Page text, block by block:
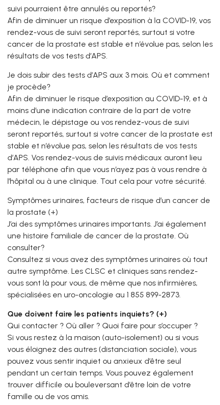
suivi pourraient être annulés ou reportés?
Afin de diminuer un risque d’exposition à la COVID-19, vos
rendez-vous de suivi seront reportés, surtout si votre
cancer de la prostate est stable et n’évolue pas, selon les
résultats de vos tests d’APS.
Je dois subir des tests d’APS aux 3 mois. Où et comment
je procède?
Afin de diminuer le risque d’exposition au COVID-19, et à
moins d’une indication contraire de la part de votre
médecin, le dépistage ou vos rendez-vous de suivi
seront reportés, surtout si votre cancer de la prostate est
stable et n’évolue pas, selon les résultats de vos tests
d’APS. Vos rendez-vous de suivis médicaux auront lieu
par téléphone afin que vous n’ayez pas à vous rendre à
l’hôpital ou à une clinique. Tout cela pour votre sécurité.
Symptômes urinaires, facteurs de risque d’un cancer de
la prostate (+)
J’ai des symptômes urinaires importants. J’ai également
une histoire familiale de cancer de la prostate. Où
consulter?
Consultez si vous avez des symptômes urinaires où tout
autre symptôme. Les CLSC et cliniques sans rendez-
vous sont là pour vous, de même que nos infirmières,
spécialisées en uro-oncologie au 1 855 899-2873.
Que doivent faire les patients inquiets? (+)
Qui contacter ? Où aller ? Quoi faire pour s’occuper ?
Si vous restez à la maison (auto-isolement) ou si vous
vous éloignez des autres (distanciation sociale), vous
pouvez vous sentir inquiet ou anxieux d’être seul
pendant un certain temps. Vous pouvez également
trouver difficile ou bouleversant d’être loin de votre
famille ou de vos amis.